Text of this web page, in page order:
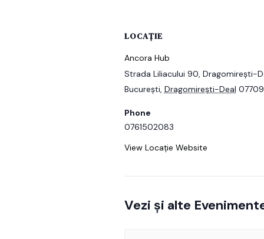
LOCAȚIE
Ancora Hub
Strada Liliacului 90, Dragomirești-
București, Dragomirești-Deal
Phone
0761502083
View Locație Website
Vezi și alte